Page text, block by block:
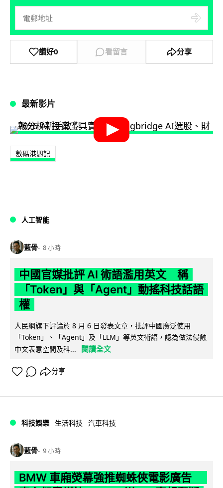
讚好0 看留言 分享
最新影片
數碼港週記
人工智能
藍骨 8 小時
中國官媒批評 AI 術語濫用英文 稱
「Token」與「Agent」動搖科技話語
權
人民網旗下評論於 8 月 6 日發表文章，批評中國廣泛使用
「Token」、「Agent」及「LLM」等英文術語，認為做法侵蝕
中文表意空間及科...
閱讀全文
分享
科技娛樂 生活科技 汽車科技
藍骨 9 小時
BMW 車廂熒幕強推蜘蛛俠電影廣告